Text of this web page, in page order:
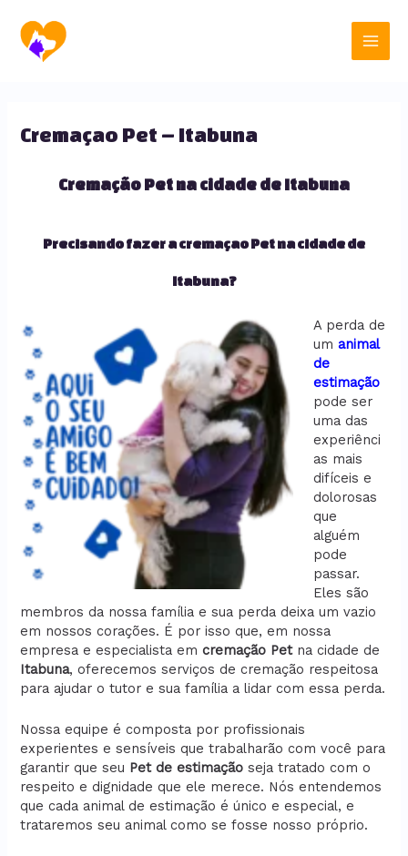
para
conteúdo
Main
Cremaçao Pet – Itabuna
Cremação Pet na cidade de Itabuna
Precisando fazer a cremaçao Pet na cidade de
Itabuna?
A perda de
umanimal
de
estimação
pode ser
uma das
experiênci
as mais
difíceis e
dolorosas
que
alguém
pode
passar.
Eles são
membros da nossa família e sua perda deixa um vazio
em nossos corações. É por isso que, em nossa
empresa e especialista emcremação Petna cidade de
Itabuna, oferecemos serviços de cremação respeitosa
para ajudar o tutor e sua família a lidar com essa perda.
Nossa equipe é composta por profissionais
experientes e sensíveis que trabalharão com você para
garantir que seu Pet de estimação seja tratado com o
respeito e dignidade que ele merece. Nós entendemos
que cada animal de estimação é único e especial, e
trataremos seu animal como se fosse nosso próprio.